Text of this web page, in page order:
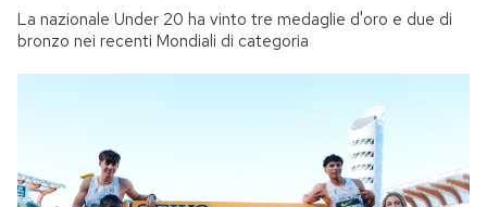
La nazionale Under 20 ha vinto tre medaglie d'oro e due di
bronzo nei recenti Mondiali di categoria